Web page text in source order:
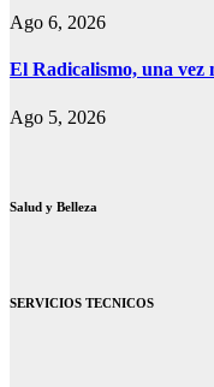
Ago 6, 2026
El Radicalismo, una vez
Ago 5, 2026
Salud y Belleza
SERVICIOS TECNICOS